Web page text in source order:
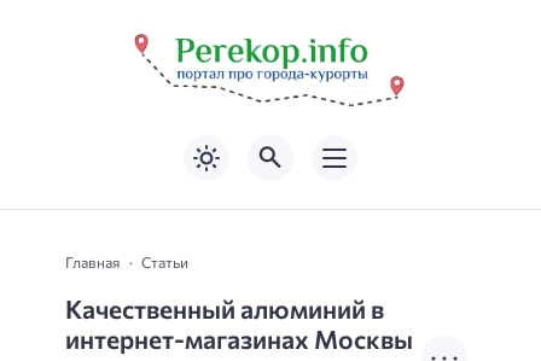
Главная Статьи
Качественный алюминий в
интернет-магазинах Москвы